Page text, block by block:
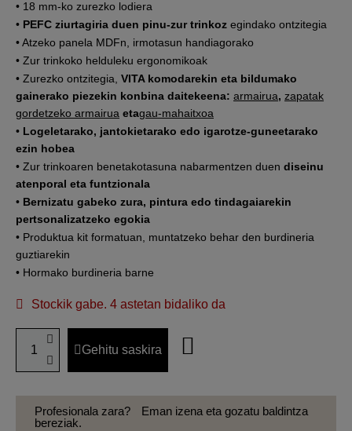
• 18 mm-ko zurezko lodiera
• PEFC ziurtagiria duen pinu-zur trinkoz egindako ontzitegia
• Atzeko panela MDFn, irmotasun handiagorako
• Zur trinkoko helduleku ergonomikoak
• Zurezko ontzitegia, VITA komodarekin eta bildumako
gainerako piezekin konbina daitekeena: armairua, zapatak
gordetzeko armairua etagau-mahaitxoa
• Logeletarako, jantokietarako edo igarotze-guneetarako
ezin hobea
• Zur trinkoaren benetakotasuna nabarmentzen duen diseinu
atenporal eta funtzionala
• Bernizatu gabeko zura, pintura edo tindagaiarekin
pertsonalizatzeko egokia
• Produktua kit formatuan, muntatzeko behar den burdineria
guztiarekin
• Hormako burdineria barne
Stockik gabe. 4 astetan bidaliko da
Gehitu saskira
Profesionala zara?
Eman izena eta gozatu baldintza
bereziak.